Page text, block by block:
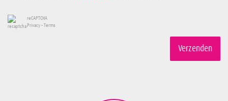
reCAPTCHA
Privacy • Terms
Verzenden